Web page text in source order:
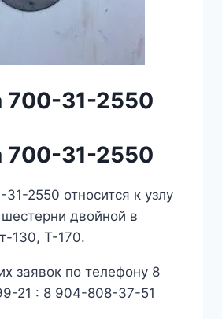
700-31-2550
700-31-2550
2550 относится к узлу
двойной в
130, Т-170.
заявок по телефону 8
21 : 8 904-808-37-51